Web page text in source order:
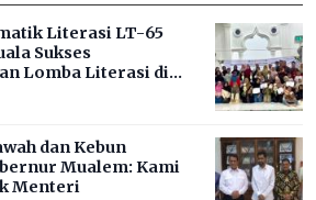
Literasi LT-65
Sukses
Lomba Literasi di
dan Kebun
Mualem: Kami
Menteri